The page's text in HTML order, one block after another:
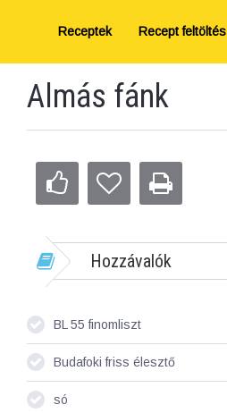
Receptek Recept feltöltés
Almás fánk
Hozzávalók
BL 55 finomliszt
Budafoki friss élesztő
só